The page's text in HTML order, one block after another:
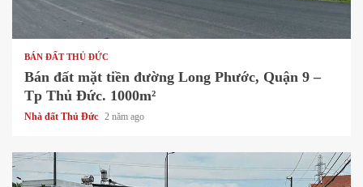
1 min read
BÁN ĐẤT THỦ ĐỨC
Bán đất mặt tiền đường Long Phước, Quận 9 –
Tp Thủ Đức. 1000m²
Nhà đất Thủ Đức 2 năm ago